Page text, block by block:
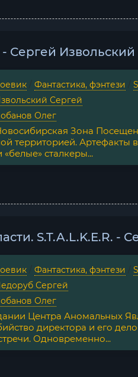
Сергей Извольский
Фантастика, фэнтези
Сергей
Олег
Зона
территорией. Артефакты
сталкеры...
S.T.A.L.K.E.R. -
Фантастика, фэнтези
Сергей
Олег
Центра Аномальных
директора и его
Одновременно...